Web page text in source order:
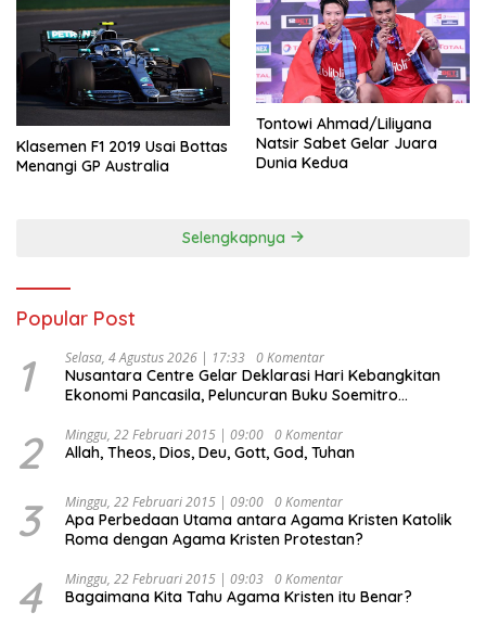
Klasemen F1 2019 Usai Bottas
Menangi GP Australia
Tontowi Ahmad/Liliyana
Natsir Sabet Gelar Juara
Dunia Kedua
Selengkapnya
Popular Post
1 Selasa, 4 Agustus 2026 | 17:33 0 Komentar
Nusantara Centre Gelar Deklarasi Hari Kebangkitan
Ekonomi Pancasila, Peluncuran Buku Soemitro
Ekonomi Politik Indonesia) & Simposium Nasional
“Urgensi Undang-Undang Perekonomian Nasional dan
Indonesia Emas 2045”,
2 Minggu, 22 Februari 2015 | 09:00 0 Komentar
Allah, Theos, Dios, Deu, Gott, God, Tuhan
3 Minggu, 22 Februari 2015 | 09:00 0 Komentar
Apa Perbedaan Utama antara Agama Kristen Katolik
Roma dengan Agama Kristen Protestan?
4 Minggu, 22 Februari 2015 | 09:03 0 Komentar
Bagaimana Kita Tahu Agama Kristen itu Benar?